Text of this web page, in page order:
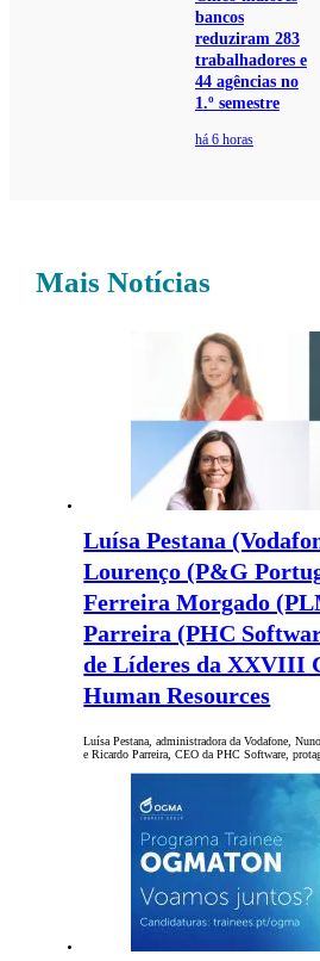
bancos
reduziram 283
trabalhadores e
44 agências no
1.º semestre
há 6 horas
Mais Notícias
Luísa Pestana
Lourenço (P&G
Ferreira Morgado
Parreira (PHC
de Líderes da XXVIII
Human Resources
Luísa Pestana, administradora da Vodafone,
e Ricardo Parreira, CEO da PHC Software,